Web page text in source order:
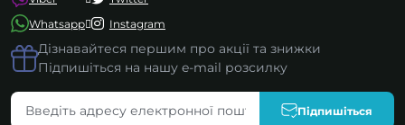
Чим нітрилові рукавички відрізняються
Whatsapp
Instagram
Дізнавайтеся першим про акції та знижки
Підпишіться на нашу e-mail розсилку
Підпишіться